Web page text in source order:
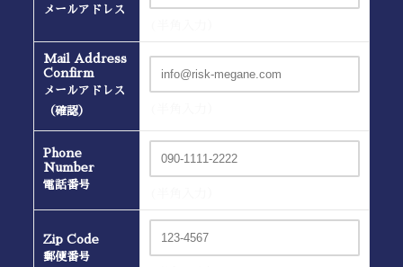
メールアドレス
Mail Address
Confirm
メールアドレス
（確認）
Phone
Number
電話番号
Zip Code
郵便番号